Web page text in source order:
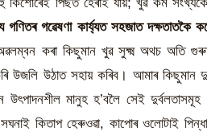
গৱেষণা কাৰ্য্যত সহজাত দক্ষতাতকৈ
কৰা কিছুমান খুৱ সুক্ষ্ম অথচ অতি
উজলি উঠাত সহায় কৰিব। আমাৰ কিছুমান
মানুহ হ’বলৈ সেই দুৰ্বলতাসমূহ
কিতাপ হেৰুওৱা, কাপোৰ ওলোটাই